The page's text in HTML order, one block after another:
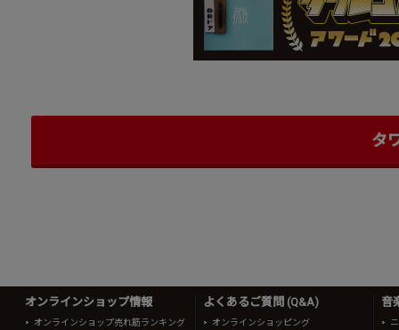
タ
オンラインショップ情報
オンラインショップ売れ筋ランキング
よくあるご質問 (Q&A)
オンラインショッピング
音